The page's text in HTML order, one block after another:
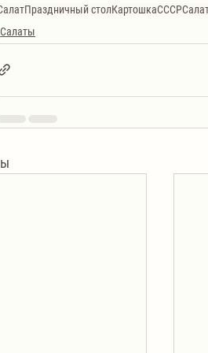
Праздничный столКартошкаСССР
Салаты